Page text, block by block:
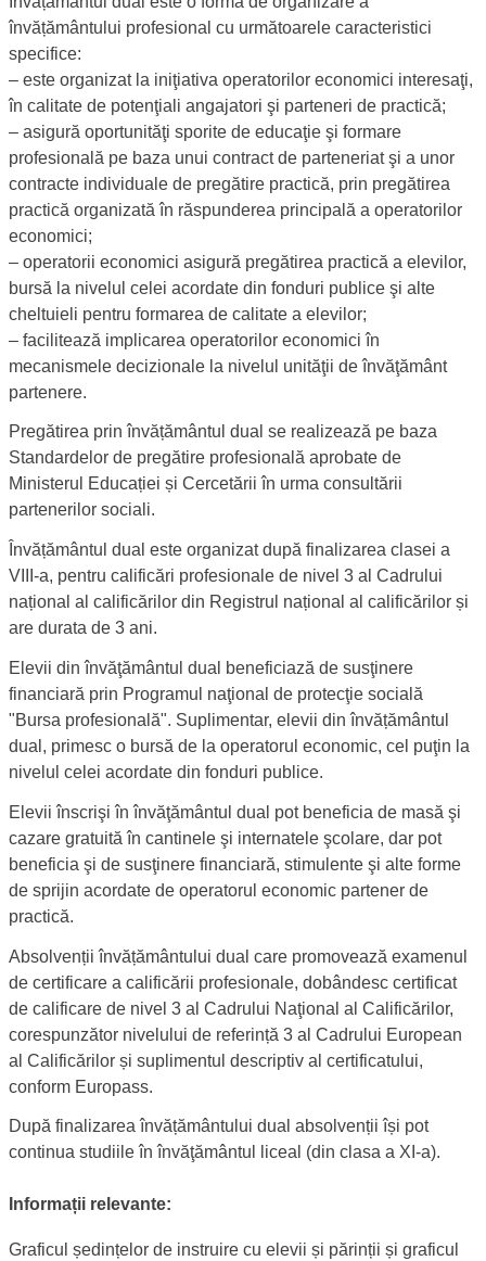
învățământului profesional cu următoarele caracteristici
specifice:
‒ este organizat la iniţiativa operatorilor economici interesaţi,
în calitate de potenţiali angajatori şi parteneri de practică;
‒ asigură oportunităţi sporite de educaţie şi formare
profesională pe baza unui contract de parteneriat şi a unor
contracte individuale de pregătire practică, prin pregătirea
practică organizată în răspunderea principală a operatorilor
economici;
‒ operatorii economici asigură pregătirea practică a elevilor,
bursă la nivelul celei acordate din fonduri publice şi alte
cheltuieli pentru formarea de calitate a elevilor;
‒ facilitează implicarea operatorilor economici în
mecanismele decizionale la nivelul unităţii de învăţământ
partenere.
Pregătirea prin învățământul dual se realizează pe baza
Standardelor de pregătire profesională aprobate de
Ministerul Educației și Cercetării în urma consultării
partenerilor sociali.
Învățământul dual este organizat după finalizarea clasei a
VIII-a, pentru calificări profesionale de nivel 3 al Cadrului
național al calificărilor din Registrul național al calificărilor și
are durata de 3 ani.
Elevii din învăţământul dual beneficiază de susţinere
financiară prin Programul naţional de protecţie socială
"Bursa profesională". Suplimentar, elevii din învățământul
dual, primesc o bursă de la operatorul economic, cel puţin la
nivelul celei acordate din fonduri publice.
Elevii înscrişi în învăţământul dual pot beneficia de masă şi
cazare gratuită în cantinele şi internatele şcolare, dar pot
beneficia şi de susţinere financiară, stimulente şi alte forme
de sprijin acordate de operatorul economic partener de
practică.
Absolvenții învățământului dual care promovează examenul
de certificare a calificării profesionale, dobândesc certificat
de calificare de nivel 3 al Cadrului Naţional al Calificărilor,
corespunzător nivelului de referință 3 al Cadrului European
al Calificărilor și suplimentul descriptiv al certificatului,
conform Europass.
După finalizarea învățământului dual absolvenții își pot
continua studiile în învăţământul liceal (din clasa a XI-a).
Informații relevante:
Graficul ședințelor de instruire cu elevii și părinții și graficul